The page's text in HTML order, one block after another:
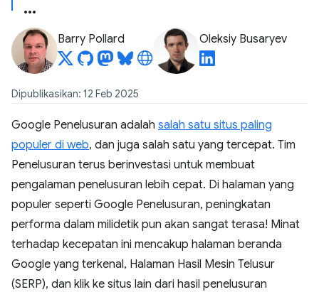
Barry Pollard Oleksiy Busaryev
Dipublikasikan: 12 Feb 2025
Google Penelusuran adalah salah satu situs paling
populer di web, dan juga salah satu yang tercepat. Tim
Penelusuran terus berinvestasi untuk membuat
pengalaman penelusuran lebih cepat. Di halaman yang
populer seperti Google Penelusuran, peningkatan
performa dalam milidetik pun akan sangat terasa! Minat
terhadap kecepatan ini mencakup halaman beranda
Google yang terkenal, Halaman Hasil Mesin Telusur
(SERP), dan klik ke situs lain dari hasil penelusuran